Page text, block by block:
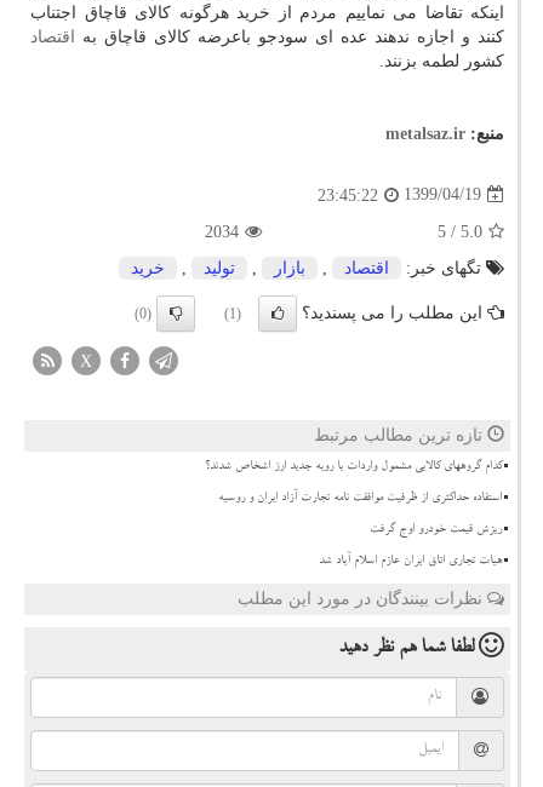
اینکه تقاضا می نماییم مردم از خرید هرگونه کالای قاچاق اجتناب
کنند و اجازه ندهند عده ای سودجو باعرضه کالای قاچاق به
اقتصاد
کشور لطمه بزنند.
منبع: metalsaz.ir
1399/04/19
23:45:22
5.0
/ 5
2034
تگهای خبر:
اقتصاد , بازار , تولید , خرید
این مطلب را می پسندید؟ (1)
(0)
X
تازه ترین مطالب مرتبط
کدام گروههای کالایی مشمول واردات با رویه جدید ارز اشخاص شدند؟
استفاده حداکثری از ظرفیت موافقت نامه تجارت آزاد ایران و روسیه
ریزش قیمت خودرو اوج گرفت
هیات تجاری اتاق ایران عازم اسلام آباد شد
نظرات بینندگان در مورد این مطلب
لطفا شما همنظر دهید